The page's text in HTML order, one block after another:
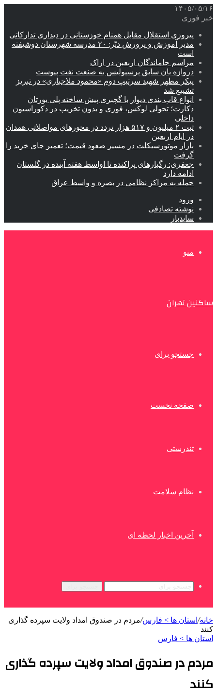
۱۴۰۵/۰۵/۱۶
خبر فوری
پیروزی استقلال مقابل همنام خوزستانی در دیداری تدارکاتی
مدیر آموزش و پرورش دیّر: ۲۰ مدرسه شهرستان دوشیفته
است
مراسم جاماندگان اربعین در اراک
دروازه بان سابق پرسپولیس به صنعت نفت پیوست
پیکر مطهر شهید سرتیپ دوم «محمود ملاجباری» در تبریز
تشییع شد
انواع قاب بندی دیوار با گچبری پیش ساخته پلی یورتان
دکارت؛ تحولی لوکس، فوری و بدون تخریب در دکوراسیون
داخلی
ثبت ۲ میلیون و ۵۱۷ هزار تردد در محورهای مواصلاتی همدان
در ایام اربعین
بازار موتورسیکلت در مسیر صعود قیمت؛ تعمیر جای خرید را
گرفت
جعفری: رگبارهای پراکنده تا اواسط هفته آینده در گلستان
ادامه دارد
حمله به مراکز نظامی در بصره و واسط عراق
ورود
نوشته تصادفی
سایدبار
منو
ساکنین تهران
جستجو برای
صفحه نخست
تندرستی
نظام سلامت
آخرین اخبار لحظه ای
خانه/ استان ها > فارس/مردم در صندوق امداد ولایت سپرده گذاری
کنند
استان ها > فارس
مردم در صندوق امداد ولایت سپرده گذاری
کنند